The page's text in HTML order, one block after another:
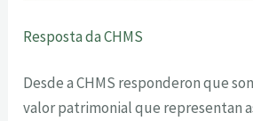
Resposta da CHMS
Desde a CHMS responderon que
valor patrimonial que representan